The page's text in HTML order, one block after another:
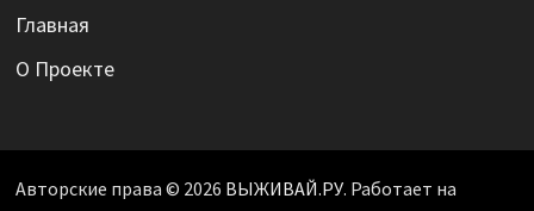
Главная
О Проекте
Авторские права © 2026 ВЫЖИВАЙ.РУ. Работает на